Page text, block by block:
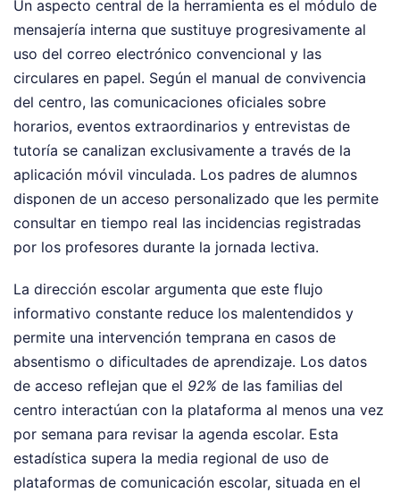
Un aspecto central de la herramienta es el módulo de
mensajería interna que sustituye progresivamente al
uso del correo electrónico convencional y las
circulares en papel. Según el manual de convivencia
del centro, las comunicaciones oficiales sobre
horarios, eventos extraordinarios y entrevistas de
tutoría se canalizan exclusivamente a través de la
aplicación móvil vinculada. Los padres de alumnos
disponen de un acceso personalizado que les permite
consultar en tiempo real las incidencias registradas
por los profesores durante la jornada lectiva.
La dirección escolar argumenta que este flujo
informativo constante reduce los malentendidos y
permite una intervención temprana en casos de
absentismo o dificultades de aprendizaje. Los datos
de acceso reflejan que el 92% de las familias del
centro interactúan con la plataforma al menos una vez
por semana para revisar la agenda escolar. Esta
estadística supera la media regional de uso de
plataformas de comunicación escolar, situada en el